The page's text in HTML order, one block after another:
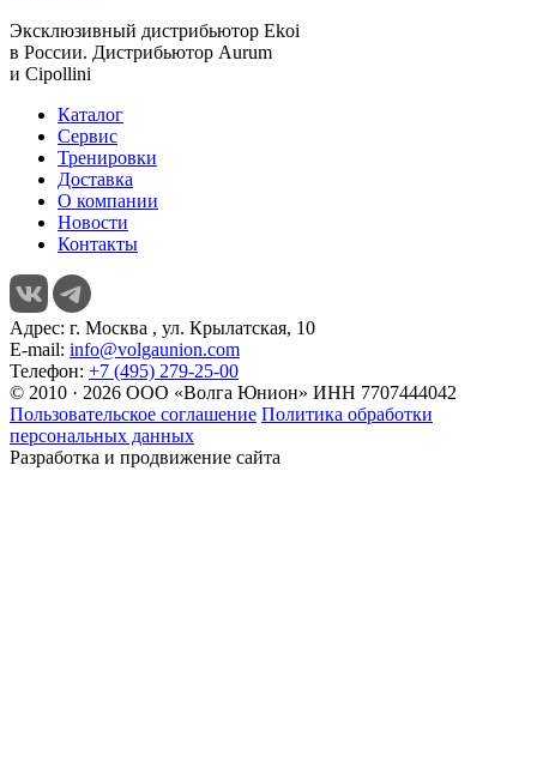
Эксклюзивный дистрибьютор Ekoi
в России. Дистрибьютор Aurum
и Cipollini
Каталог
Сервис
Тренировки
Доставка
О компании
Новости
Контакты
Адрес: г. Москва , ул. Крылатская, 10
E-mail: info@volgaunion.com
Телефон: +7 (495) 279-25-00
© 2010 · 2026 ООО «Волга Юнион» ИНН 7707444042
Пользовательское соглашение Политика обработки
персональных данных
Разработка и продвижение сайта